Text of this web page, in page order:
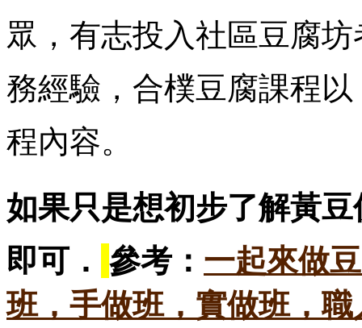
眾，有志投入社區豆腐
務經驗，合樸豆腐課程
程內容。
如果只是想初步了解黃豆
即可． 參考： 一起來做
班，手做班，實做班，職